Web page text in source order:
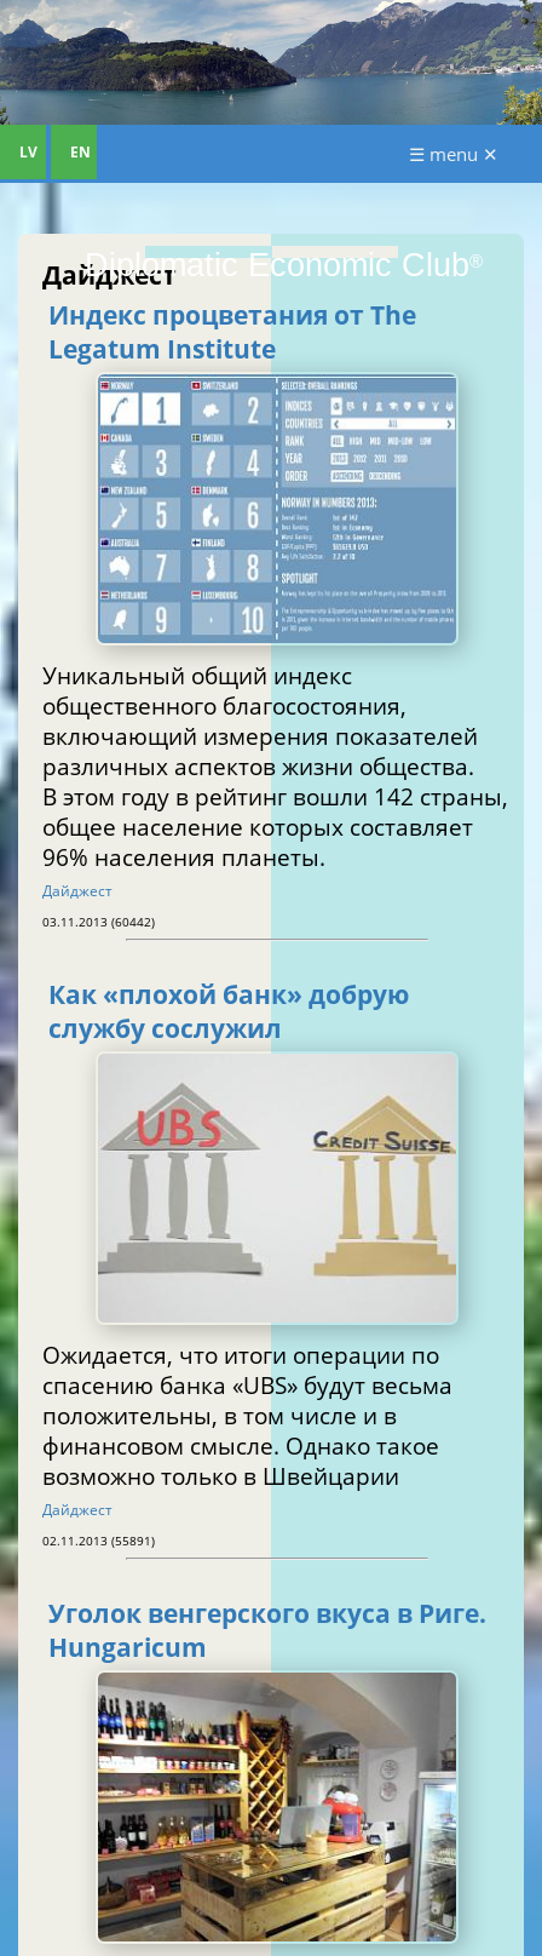
Diplomatic Economic Club®
LV EN ☰ menu ✕
Дайджест
Индекс процветания от The
Legatum Institute
Уникальный общий индекс
общественного благосостояния,
включающий измерения показателей
различных аспектов жизни общества.
В этом году в рейтинг вошли 142 страны,
общее население которых составляет
96% населения планеты.
Дайджест
03.11.2013 (60442)
Как «плохой банк» добрую
службу сослужил
Ожидается, что итоги операции по
спасению банка «UBS» будут весьма
положительны, в том числе и в
финансовом смысле. Однако такое
возможно только в Швейцарии
Дайджест
02.11.2013 (55891)
Уголок венгерского вкуса в Риге.
Hungaricum